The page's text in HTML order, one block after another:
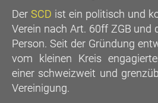
Der SCD ist ein politisch und
Verein nach Art. 60ff ZGB und
Person. Seit der Gründung
vom kleinen Kreis
einer schweizweit und
Vereinigung.